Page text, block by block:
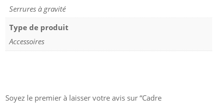
Serrures à gravité
Type de produit
Accessoires
Soyez le premier à laisser votre avis sur “Cadre